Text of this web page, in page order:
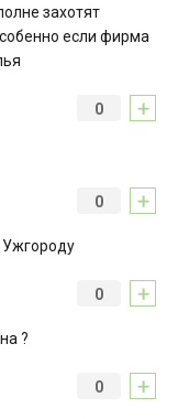
захотят
если фирма
+
0
+
0
Ужгороду
+
0
?
+
0